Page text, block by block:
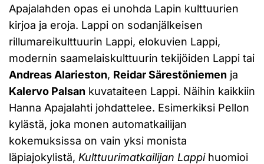
Apajalahden opas ei unohda Lapin kulttuurien
kirjoa ja eroja. Lappi on sodanjälkeisen
rillumareikulttuurin Lappi, elokuvien Lappi,
modernin saamelaiskulttuurin tekijöiden Lappi tai
Andreas Alarieston, Reidar Särestöniemen ja
Kalervo Palsan kuvataiteen Lappi. Näihin kaikkiin
Hanna Apajalahti johdattelee. Esimerkiksi Pellon
kylästä, joka monen automatkailijan
kokemuksissa on vain yksi monista
läpiajokylistä, Kulttuurimatkailijan Lappihuomioi